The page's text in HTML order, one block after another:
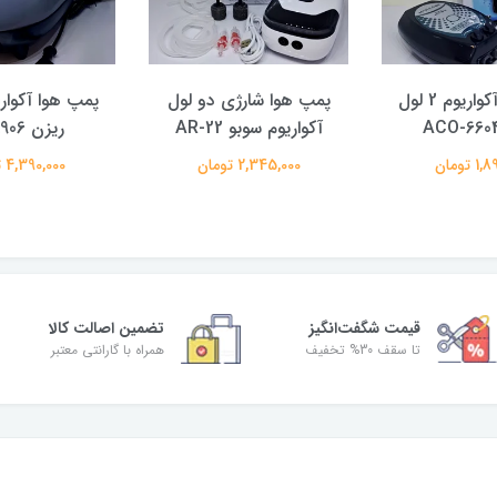
پمپ هوا آکواریوم 2 لول
پمپ هوا شارژی دو لول
آکواریوم سوبو AR-22
2,345,000 تومان
ریزن AC9906
4,390,000 تومان
قیمت شگفت‌انگیز
تا سقف 30% تخفیف
تضمین اصالت کالا
همراه با گارانتی معتبر